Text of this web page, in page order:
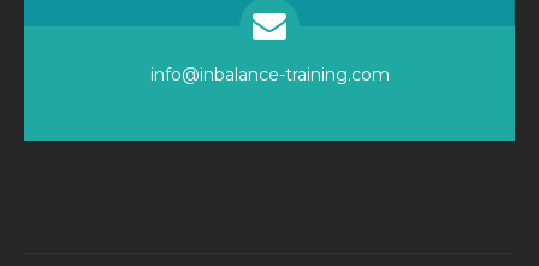
info@inbalance-training.com